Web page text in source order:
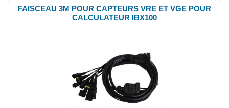
FAISCEAU 3M POUR CAPTEURS VRE ET VGE POUR
CALCULATEUR IBX100